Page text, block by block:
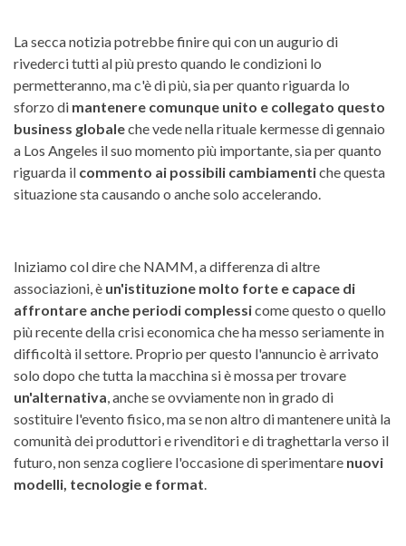
La secca notizia potrebbe finire qui con un augurio di
rivederci tutti al più presto quando le condizioni lo
permetteranno, ma c'è di più, sia per quanto riguarda lo
sforzo di mantenere comunque unito e collegato questo
business globaleche vede nella rituale kermesse di gennaio
a Los Angeles il suo momento più importante, sia per quanto
riguarda il commento ai possibili cambiamentiche questa
situazione sta causando o anche solo accelerando.
Iniziamo col dire che NAMM, a differenza di altre
associazioni, è un'istituzione molto forte e capace di
affrontare anche periodi complessicome questo o quello
più recente della crisi economica che ha messo seriamente in
difficoltà il settore. Proprio per questo l'annuncio è arrivato
solo dopo che tutta la macchina si è mossa per trovare
un'alternativa , anche se ovviamente non in grado di
sostituire l'evento fisico, ma se non altro di mantenere unità la
comunità dei produttori e rivenditori e di traghettarla verso il
futuro, non senza cogliere l'occasione di sperimentare nuovi
modelli, tecnologie e format